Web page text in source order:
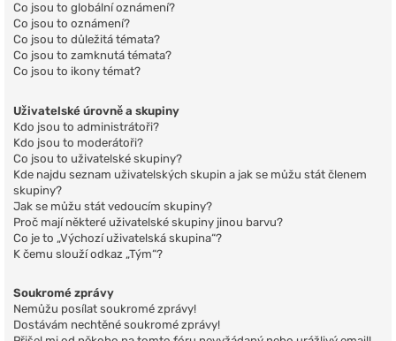
Co jsou to globální oznámení?
Co jsou to oznámení?
Co jsou to důležitá témata?
Co jsou to zamknutá témata?
Co jsou to ikony témat?
Uživatelské úrovně a skupiny
Kdo jsou to administrátoři?
Kdo jsou to moderátoři?
Co jsou to uživatelské skupiny?
Kde najdu seznam uživatelských skupin a jak se můžu stát členem
skupiny?
Jak se můžu stát vedoucím skupiny?
Proč mají některé uživatelské skupiny jinou barvu?
Co je to „Výchozí uživatelská skupina“?
K čemu slouží odkaz „Tým“?
Soukromé zprávy
Nemůžu posílat soukromé zprávy!
Dostávám nechtěné soukromé zprávy!